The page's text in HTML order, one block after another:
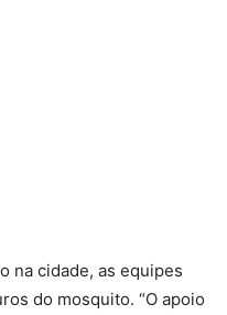
na cidade, as equipes
do mosquito. “O apoio